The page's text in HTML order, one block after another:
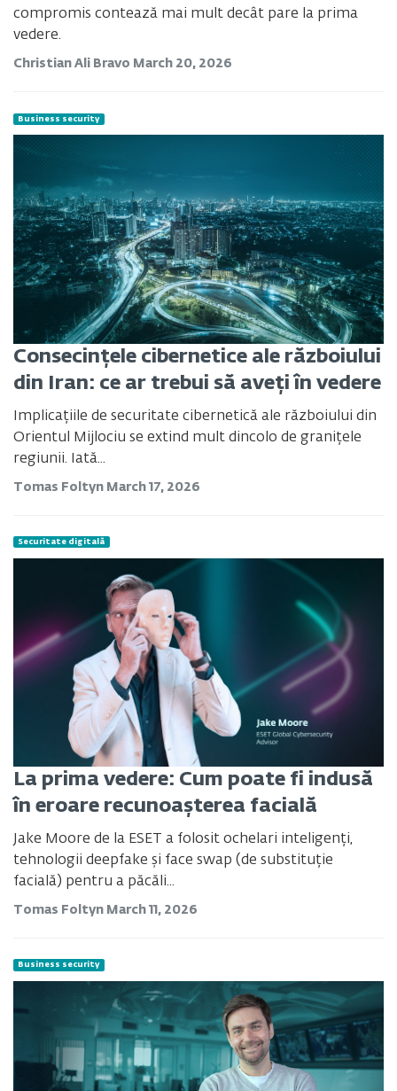
compromis contează mai mult decât pare la prima
vedere.
Christian Ali Bravo March 20, 2026
Business security
Consecințele cibernetice ale războiului
din Iran: ce ar trebui să aveți în vedere
Implicațiile de securitate cibernetică ale războiului din
Orientul Mijlociu se extind mult dincolo de granițele
regiunii. Iată...
Tomas Foltyn March 17, 2026
Securitate digitală
La prima vedere: Cum poate fi indusă
în eroare recunoașterea facială
Jake Moore de la ESET a folosit ochelari inteligenți,
tehnologii deepfake și face swap (de substituție
facială) pentru a păcăli...
Tomas Foltyn March 11, 2026
Business security